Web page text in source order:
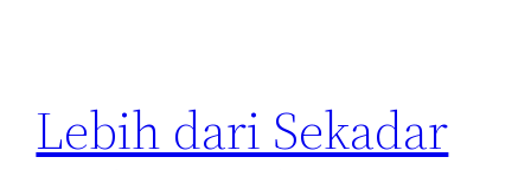
Lebih dari Sekadar